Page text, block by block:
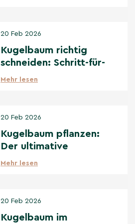
20 Feb 2026
Kugelbaum richtig
schneiden: Schritt-für-
Schritt Anleitung
Mehr lesen
20 Feb 2026
Kugelbaum pflanzen:
Der ultimative
Pflanzguide für
Mehr lesen
20 Feb 2026
Kugelbaum im